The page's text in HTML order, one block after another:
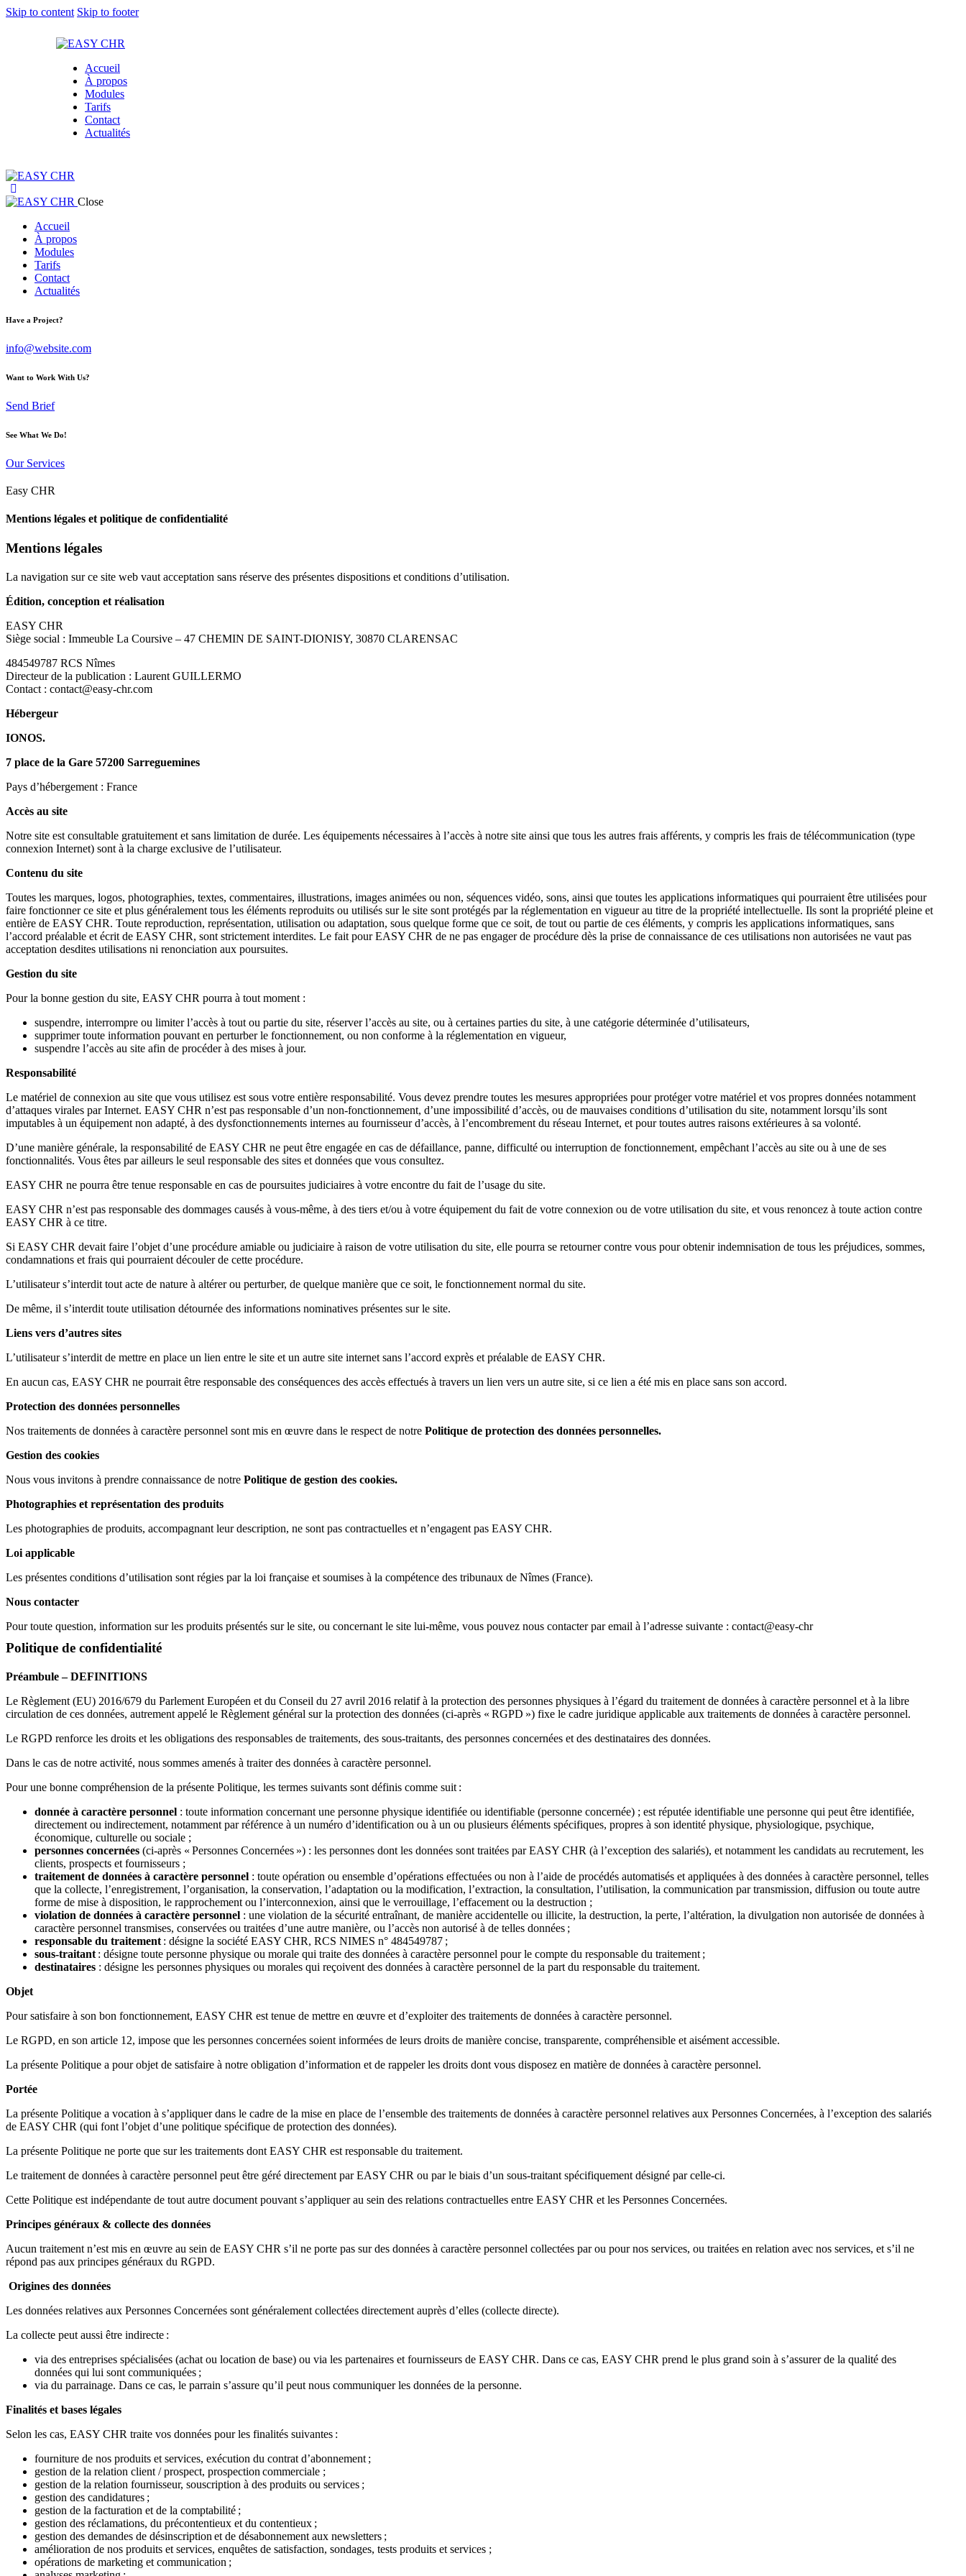
Skip to content Skip to footer
Accueil
À propos
Modules
Tarifs
Contact
Actualités
Close
Accueil
À propos
Modules
Tarifs
Contact
Actualités
Have a Project?
info@website.com
Want to Work With Us?
Send Brief
See What We Do!
Our Services
Easy CHR
Mentions légales et politique de confidentialité
Mentions légales
La navigation sur ce site web vaut acceptation sans réserve des présentes dispositions et conditions d’utilisation.
Édition, conception et réalisation
EASY CHR
Siège social : Immeuble La Coursive – 47 CHEMIN DE SAINT-DIONISY, 30870 CLARENSAC
484549787 RCS Nîmes
Directeur de la publication : Laurent GUILLERMO
Contact : contact@easy-chr.com
Hébergeur
IONOS.
7 place de la Gare 57200 Sarreguemines
Pays d’hébergement : France
Accès au site
Notre site est consultable gratuitement et sans limitation de durée. Les équipements nécessaires à l’accès à notre site ainsi que tous les autres frais afférents, y compris les frais de télécommunication (type
connexion Internet) sont à la charge exclusive de l’utilisateur.
Contenu du site
Toutes les marques, logos, photographies, textes, commentaires, illustrations, images animées ou non, séquences vidéo, sons, ainsi que toutes les applications informatiques qui pourraient être utilisées pour
faire fonctionner ce site et plus généralement tous les éléments reproduits ou utilisés sur le site sont protégés par la réglementation en vigueur au titre de la propriété intellectuelle. Ils sont la propriété pleine et
entière de EASY CHR. Toute reproduction, représentation, utilisation ou adaptation, sous quelque forme que ce soit, de tout ou partie de ces éléments, y compris les applications informatiques, sans
l’accord préalable et écrit de EASY CHR, sont strictement interdites. Le fait pour EASY CHR de ne pas engager de procédure dès la prise de connaissance de ces utilisations non autorisées ne vaut pas
acceptation desdites utilisations ni renonciation aux poursuites.
Gestion du site
Pour la bonne gestion du site, EASY CHR pourra à tout moment :
suspendre, interrompre ou limiter l’accès à tout ou partie du site, réserver l’accès au site, ou à certaines parties du site, à une catégorie déterminée d’utilisateurs,
supprimer toute information pouvant en perturber le fonctionnement, ou non conforme à la réglementation en vigueur,
suspendre l’accès au site afin de procéder à des mises à jour.
Responsabilité
Le matériel de connexion au site que vous utilisez est sous votre entière responsabilité. Vous devez prendre toutes les mesures appropriées pour protéger votre matériel et vos propres données notamment
d’attaques virales par Internet. EASY CHR n’est pas responsable d’un non-fonctionnement, d’une impossibilité d’accès, ou de mauvaises conditions d’utilisation du site, notamment lorsqu’ils sont
imputables à un équipement non adapté, à des dysfonctionnements internes au fournisseur d’accès, à l’encombrement du réseau Internet, et pour toutes autres raisons extérieures à sa volonté.
D’une manière générale, la responsabilité de EASY CHR ne peut être engagée en cas de défaillance, panne, difficulté ou interruption de fonctionnement, empêchant l’accès au site ou à une de ses
fonctionnalités. Vous êtes par ailleurs le seul responsable des sites et données que vous consultez.
EASY CHR ne pourra être tenue responsable en cas de poursuites judiciaires à votre encontre du fait de l’usage du site.
EASY CHR n’est pas responsable des dommages causés à vous-même, à des tiers et/ou à votre équipement du fait de votre connexion ou de votre utilisation du site, et vous renoncez à toute action contre
EASY CHR à ce titre.
Si EASY CHR devait faire l’objet d’une procédure amiable ou judiciaire à raison de votre utilisation du site, elle pourra se retourner contre vous pour obtenir indemnisation de tous les préjudices, sommes,
condamnations et frais qui pourraient découler de cette procédure.
L’utilisateur s’interdit tout acte de nature à altérer ou perturber, de quelque manière que ce soit, le fonctionnement normal du site.
De même, il s’interdit toute utilisation détournée des informations nominatives présentes sur le site.
Liens vers d’autres sites
L’utilisateur s’interdit de mettre en place un lien entre le site et un autre site internet sans l’accord exprès et préalable de EASY CHR.
En aucun cas, EASY CHR ne pourrait être responsable des conséquences des accès effectués à travers un lien vers un autre site, si ce lien a été mis en place sans son accord.
Protection des données personnelles
Nos traitements de données à caractère personnel sont mis en œuvre dans le respect de notre Politique de protection des données personnelles.
Gestion des cookies
Nous vous invitons à prendre connaissance de notre Politique de gestion des cookies.
Photographies et représentation des produits
Les photographies de produits, accompagnant leur description, ne sont pas contractuelles et n’engagent pas EASY CHR.
Loi applicable
Les présentes conditions d’utilisation sont régies par la loi française et soumises à la compétence des tribunaux de Nîmes (France).
Nous contacter
Pour toute question, information sur les produits présentés sur le site, ou concernant le site lui-même, vous pouvez nous contacter par email à l’adresse suivante : contact@easy-chr
Politique de confidentialité
Préambule – DEFINITIONS
Le Règlement (EU) 2016/679 du Parlement Européen et du Conseil du 27 avril 2016 relatif à la protection des personnes physiques à l’égard du traitement de données à caractère personnel et à la libre
circulation de ces données, autrement appelé le Règlement général sur la protection des données (ci-après « RGPD ») fixe le cadre juridique applicable aux traitements de données à caractère personnel.
Le RGPD renforce les droits et les obligations des responsables de traitements, des sous-traitants, des personnes concernées et des destinataires des données.
Dans le cas de notre activité, nous sommes amenés à traiter des données à caractère personnel.
Pour une bonne compréhension de la présente Politique, les termes suivants sont définis comme suit :
donnée à caractère personnel : toute information concernant une personne physique identifiée ou identifiable (personne concernée) ; est réputée identifiable une personne qui peut être identifiée,
directement ou indirectement, notamment par référence à un numéro d’identification ou à un ou plusieurs éléments spécifiques, propres à son identité physique, physiologique, psychique,
économique, culturelle ou sociale ;
personnes concernées (ci-après « Personnes Concernées ») : les personnes dont les données sont traitées par EASY CHR (à l’exception des salariés), et notamment les candidats au recrutement, les
clients, prospects et fournisseurs ;
traitement de données à caractère personnel : toute opération ou ensemble d’opérations effectuées ou non à l’aide de procédés automatisés et appliquées à des données à caractère personnel, telles
que la collecte, l’enregistrement, l’organisation, la conservation, l’adaptation ou la modification, l’extraction, la consultation, l’utilisation, la communication par transmission, diffusion ou toute autre
forme de mise à disposition, le rapprochement ou l’interconnexion, ainsi que le verrouillage, l’effacement ou la destruction ;
violation de données à caractère personnel : une violation de la sécurité entraînant, de manière accidentelle ou illicite, la destruction, la perte, l’altération, la divulgation non autorisée de données à
caractère personnel transmises, conservées ou traitées d’une autre manière, ou l’accès non autorisé à de telles données ;
responsable du traitement : désigne la société EASY CHR, RCS NIMES n° 484549787 ;
sous-traitant : désigne toute personne physique ou morale qui traite des données à caractère personnel pour le compte du responsable du traitement ;
destinataires : désigne les personnes physiques ou morales qui reçoivent des données à caractère personnel de la part du responsable du traitement.
Objet
Pour satisfaire à son bon fonctionnement, EASY CHR est tenue de mettre en œuvre et d’exploiter des traitements de données à caractère personnel.
Le RGPD, en son article 12, impose que les personnes concernées soient informées de leurs droits de manière concise, transparente, compréhensible et aisément accessible.
La présente Politique a pour objet de satisfaire à notre obligation d’information et de rappeler les droits dont vous disposez en matière de données à caractère personnel.
Portée
La présente Politique a vocation à s’appliquer dans le cadre de la mise en place de l’ensemble des traitements de données à caractère personnel relatives aux Personnes Concernées, à l’exception des salariés
de EASY CHR (qui font l’objet d’une politique spécifique de protection des données).
La présente Politique ne porte que sur les traitements dont EASY CHR est responsable du traitement.
Le traitement de données à caractère personnel peut être géré directement par EASY CHR ou par le biais d’un sous-traitant spécifiquement désigné par celle-ci.
Cette Politique est indépendante de tout autre document pouvant s’appliquer au sein des relations contractuelles entre EASY CHR et les Personnes Concernées.
Principes généraux & collecte des données
Aucun traitement n’est mis en œuvre au sein de EASY CHR s’il ne porte pas sur des données à caractère personnel collectées par ou pour nos services, ou traitées en relation avec nos services, et s’il ne
répond pas aux principes généraux du RGPD.
Origines des données
Les données relatives aux Personnes Concernées sont généralement collectées directement auprès d’elles (collecte directe).
La collecte peut aussi être indirecte :
via des entreprises spécialisées (achat ou location de base) ou via les partenaires et fournisseurs de EASY CHR. Dans ce cas, EASY CHR prend le plus grand soin à s’assurer de la qualité des
données qui lui sont communiquées ;
via du parrainage. Dans ce cas, le parrain s’assure qu’il peut nous communiquer les données de la personne.
Finalités et bases légales
Selon les cas, EASY CHR traite vos données pour les finalités suivantes :
fourniture de nos produits et services, exécution du contrat d’abonnement ;
gestion de la relation client / prospect, prospection commerciale ;
gestion de la relation fournisseur, souscription à des produits ou services ;
gestion des candidatures ;
gestion de la facturation et de la comptabilité ;
gestion des réclamations, du précontentieux et du contentieux ;
gestion des demandes de désinscription et de désabonnement aux newsletters ;
amélioration de nos produits et services, enquêtes de satisfaction, sondages, tests produits et services ;
opérations de marketing et communication ;